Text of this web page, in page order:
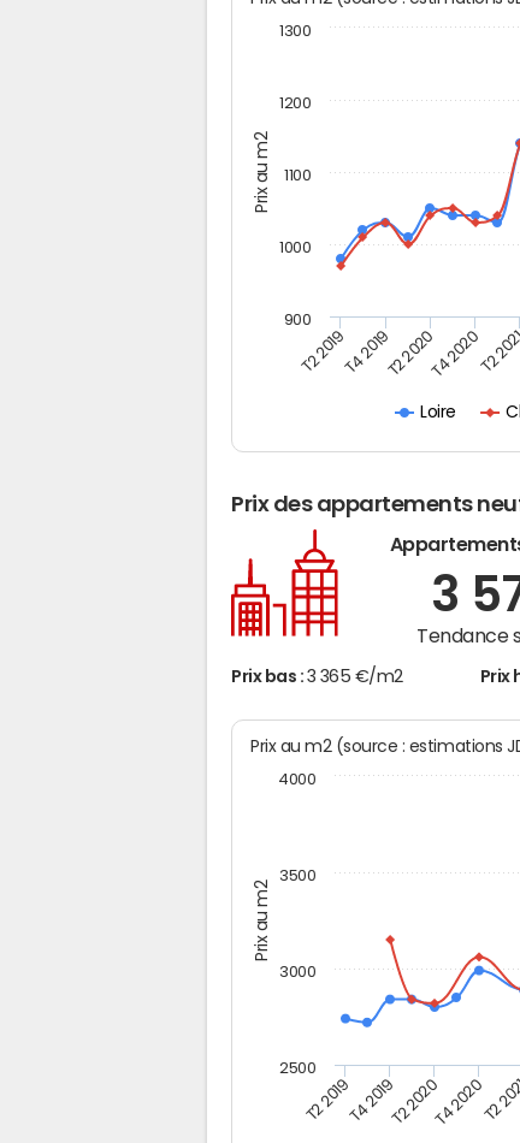
Prix au m2
Loire
T2 2019T4 2019T2 2020T4 2020T2
900
1000
1100
1200
1300
Prix des appartements
3
Tendance
Prix bas : 3 365 €/m2 Prix
Prix au m2
Prix au m2 (source : estimations
T2 2019T4 2019T2 2020T4 2020T2
2500
3000
3500
4000